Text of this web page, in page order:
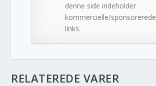
denne side indeholder
kommercielle/sponsorerede
links.
RELATEREDE VARER